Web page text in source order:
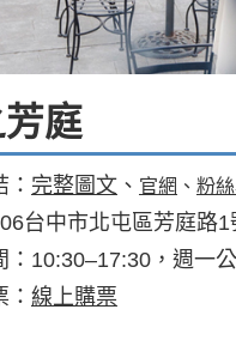
庭
完整圖文、 官網 、 粉
台中市北屯區芳庭路1
：10:30–17:30，週一
線上購票